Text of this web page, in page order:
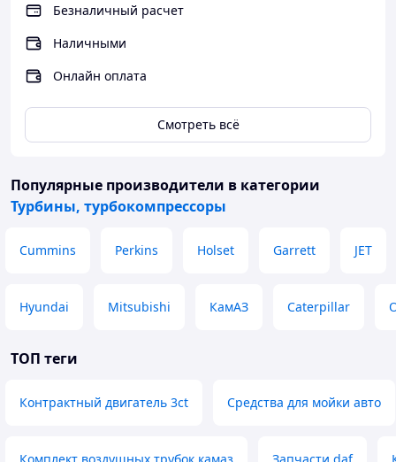
Безналичный расчет
Наличными
Онлайн оплата
Смотреть всё
Популярные производители в категории
Турбины, турбокомпрессоры
Cummins Perkins Holset Garrett JET
Hyundai Mitsubishi КамАЗ Caterpillar
ТОП теги
Контрактный двигатель 3ct Средства для мойки авто